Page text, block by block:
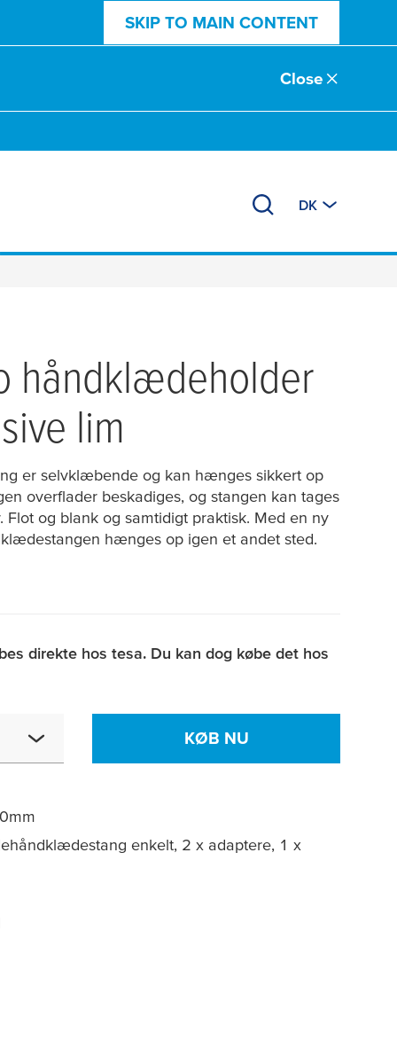
SKIP TO MAIN CONTENT
Close
DK
håndklædeholder
lim
er selvklæbende og kan hænges sikkert op
overflader beskadiges, og stangen kan tages
Flot og blank og samtidigt praktisk. Med en ny
hænges op igen et andet sted.
direkte hos tesa. Du kan dog købe det hos
KØB NU
enkelt, 2 x adaptere, 1 x